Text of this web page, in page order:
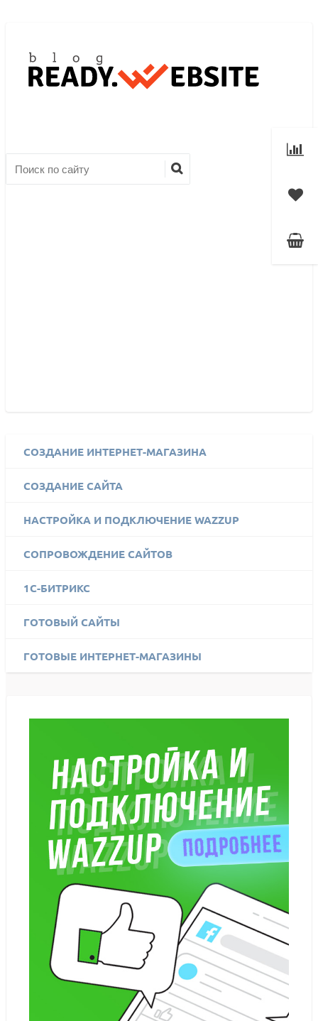
СОЗДАНИЕ ИНТЕРНЕТ-МАГАЗИНА
СОЗДАНИЕ САЙТА
НАСТРОЙКА И ПОДКЛЮЧЕНИЕ WAZZUP
СОПРОВОЖДЕНИЕ САЙТОВ
1C-БИТРИКС
ГОТОВЫЙ САЙТЫ
ГОТОВЫЕ ИНТЕРНЕТ-МАГАЗИНЫ